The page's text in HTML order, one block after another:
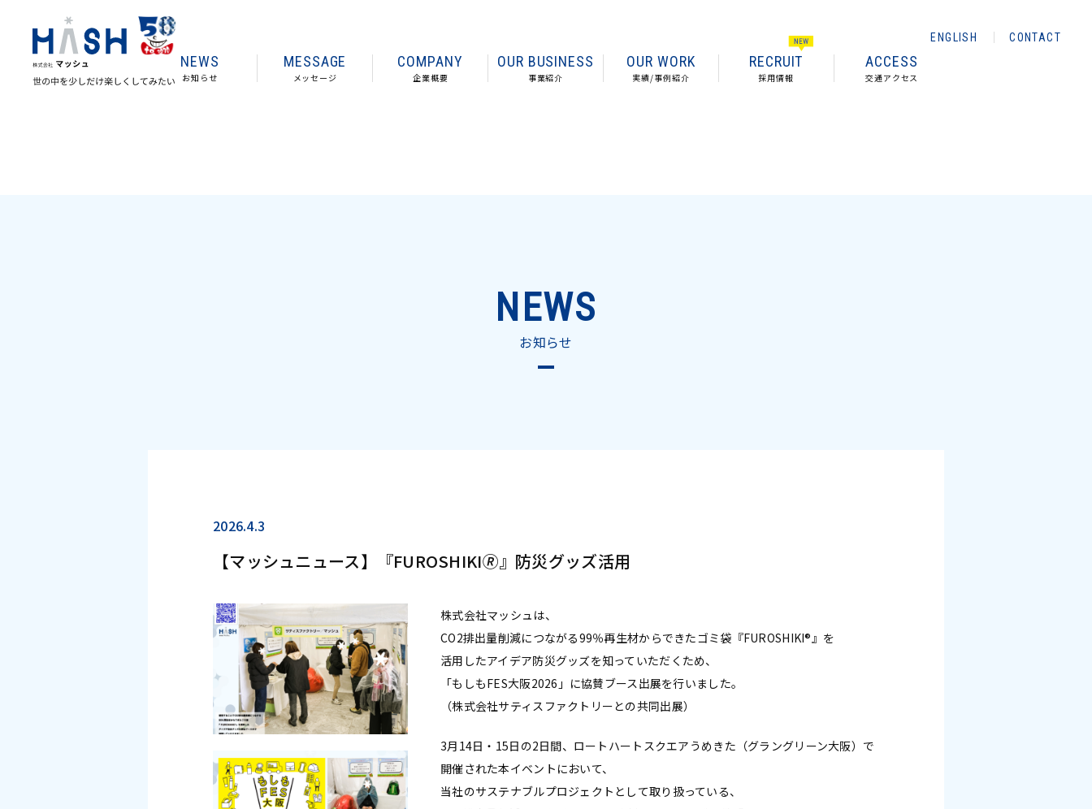
NEWS
お知らせ
MESSAGE
メッセージ
COMPANY
企業概要
OUR BUSINESS
事業紹介
OUR WORK
実績/事例紹介
RECRUIT
採用情報
ACCESS
交通アクセス
ENGLISH CONTACT
NEWS
お知らせ
2026.4.3
【マッシュニュース】『FUROSHIKI🄬』防災グッズ活用
株式会社マッシュは、
CO2排出量削減につながる99％再生材からできたゴミ袋『FUROSHIKI®』を
活用したアイデア防災グッズを知っていただくため、
「もしもFES大阪2026」に協賛ブース出展を行いました。
（株式会社サティスファクトリーとの共同出展）
3月14日・15日の2日間、ロートハートスクエアうめきた（グラングリーン大阪）で
開催された本イベントにおいて、
当社のサステナブルプロジェクトとして取り扱っている、